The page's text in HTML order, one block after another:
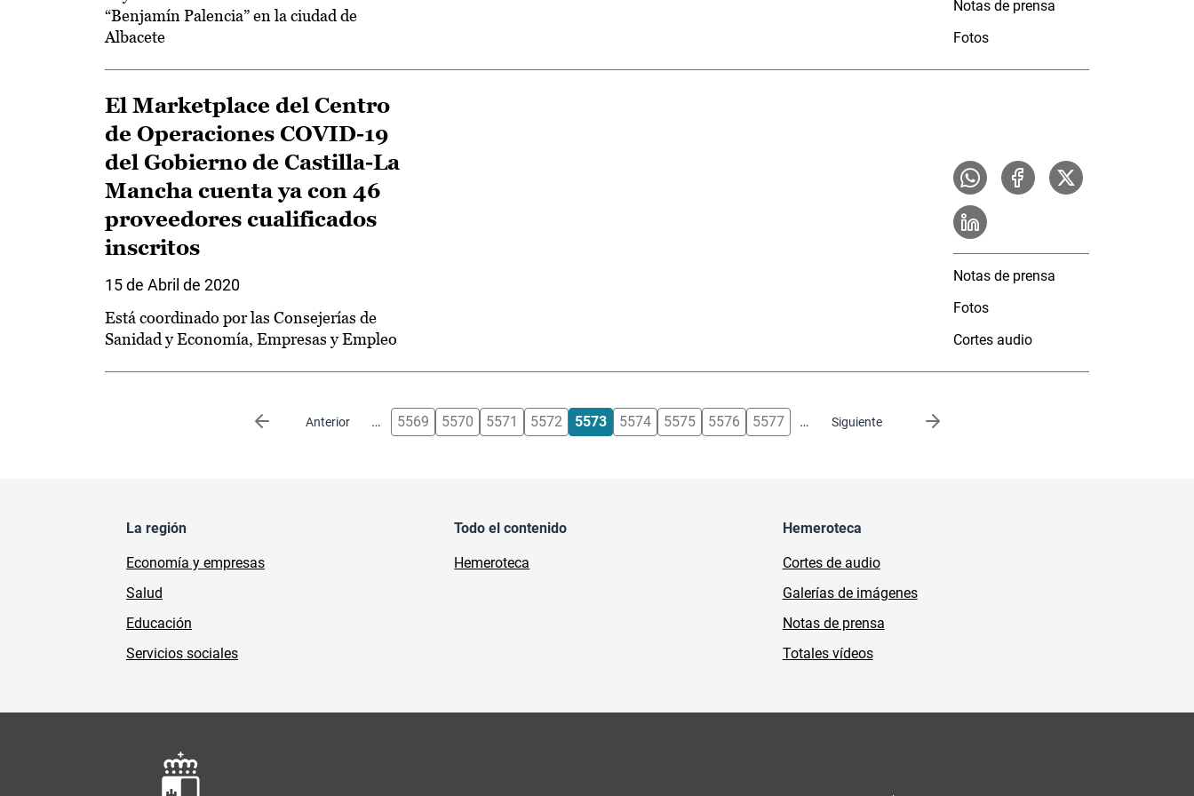
“Benjamín Palencia” en la ciudad de
Albacete
Notas de prensa
Fotos
El Marketplace del Centro
de Operaciones COVID-19
del Gobierno de Castilla-La
Mancha cuenta ya con 46
proveedores cualificados
inscritos
15 de Abril de 2020
Está coordinado por las Consejerías de
Sanidad y Economía, Empresas y Empleo
Notas de prensa
Fotos
Cortes audio
Anterior
Página anterior … 5569 5570 5571 5572 5573 5574 5575 5576 5577 … Siguiente
Siguiente página
La región
Economía y empresas
Salud
Educación
Servicios sociales
Todo el contenido
Hemeroteca
Hemeroteca
Cortes de audio
Galerías de imágenes
Notas de prensa
Totales vídeos